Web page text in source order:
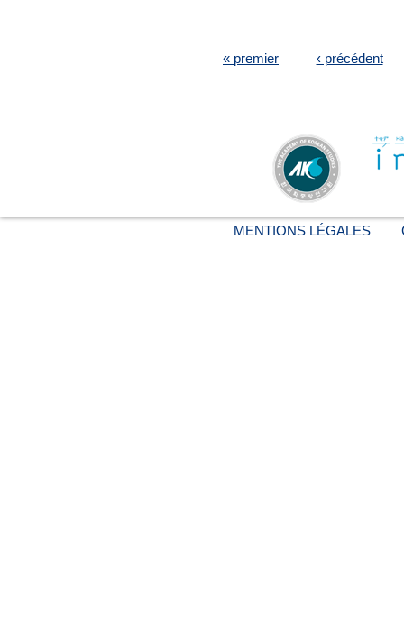
« premier ‹ précédent
MENTIONS LÉGALES